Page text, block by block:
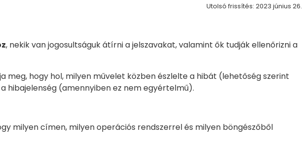
Utolsó frissítés: 2023 június 26.
, nekik van jogosultságuk átírni a jelszavakat, valamint ők tudják ellenőrizni a
hogy hol, milyen művelet közben észlelte a hibát (lehetőség szerint
hibajelenség (amennyiben ez nem egyértelmű).
milyen címen, milyen operációs rendszerrel és milyen böngészőből